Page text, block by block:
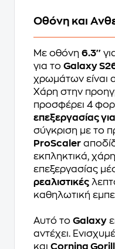
Οθόνη και
Με οθόνη 6.3''
για το Galaxy
χρωμάτων είναι
Χάρη στην
προσφέρει 4
επεξεργασίας
σύγκριση με το
ProScaler
εκπληκτικά,
επεξεργασίας
ρεαλιστικές
καθηλωτική
Αυτό το Galaxy
αντέχει.
και Corning